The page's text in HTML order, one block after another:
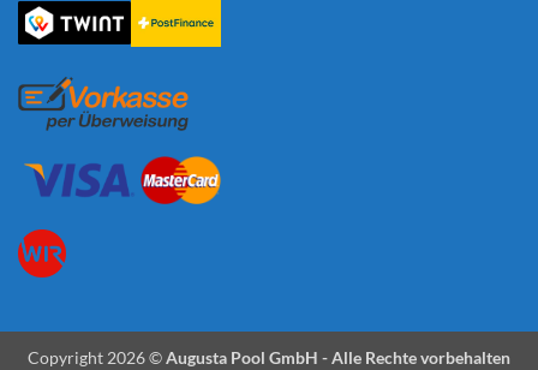
Copyright 2026 ©Augusta Pool GmbH - Alle Rechte vorbehalten